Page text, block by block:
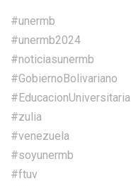
#unermb
#unermb2024
#noticiasunermb
#GobiernoBolivariano
#EducacionUniversitaria
#zulia
#venezuela
#soyunermb
#ftuv